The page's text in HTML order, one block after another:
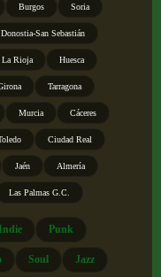
Burgos Soria
Donostia-San Sebastián
La Rioja Huesca
Tarragona
Murcia Cáceres
Ciudad Real
Jaén Almería
Las Palmas G.C.
Punk
Soul Jazz